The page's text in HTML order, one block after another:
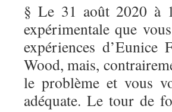
§ Le 31 août 2020
expérimentale que
expériences
Wood, mais,
le problème et vous
adéquate. Le tour de